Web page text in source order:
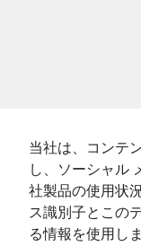
当社は、コンテ
し、ソーシャル
社製品の使用状
ス識別子とこの
る情報を使用し